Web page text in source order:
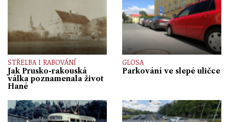
STŘELBA I RABOVÁNÍ
Jak Prusko-rakouská
válka poznamenala život
Hané
GLOSA
Parkování ve slepé uličce